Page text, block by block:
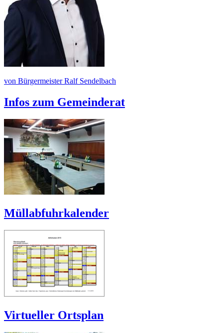
von Bürgermeister Ralf Sendelbach
Infos zum Gemeinderat
Müllabfuhrkalender
Virtueller Ortsplan